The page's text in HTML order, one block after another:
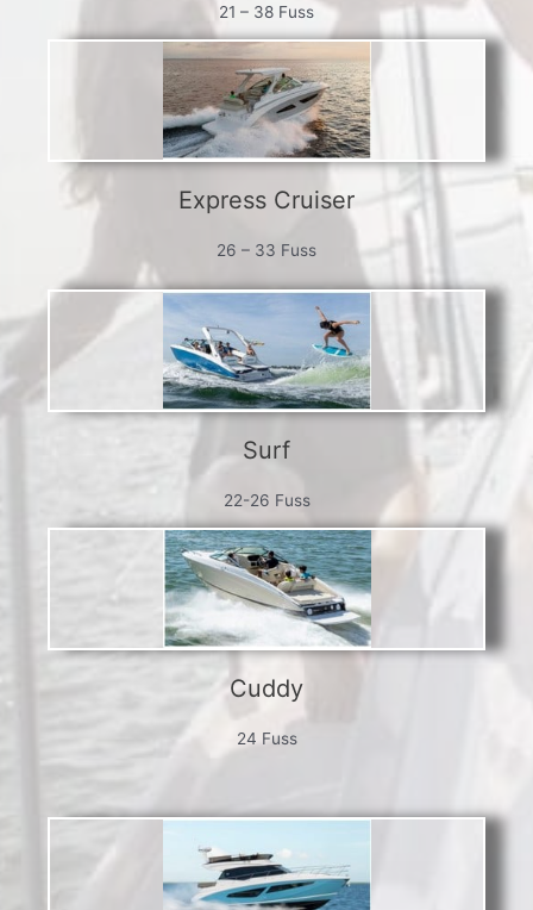
21 – 38 Fuss
Express Cruiser
26 – 33 Fuss
Surf
22-26 Fuss
Cuddy
24 Fuss